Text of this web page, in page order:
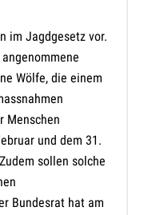
im Jagdgesetz vor.
Wölfe, die einem
Menschen
und dem 31.
sollen solche
Bundesrat hat am